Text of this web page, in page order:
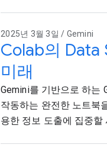
2025년 3월 3일 / Gemini
Colab의 Data
미래
Gemini를 기반으로 하는
작동하는 완전한 노트북
용한 정보 도출에 집중할